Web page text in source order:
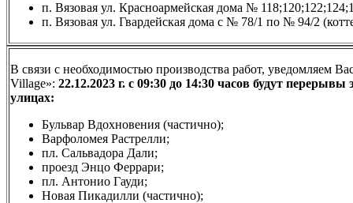
п. Вязовая ул. Красноармейская дома №
п. Вязовая ул. Гвардейская дома с № 78/1 по № 94/2
В связи с необходимостью производства работ, уведомляем
Village»: 22.12.2023 г. с 09:30 до 14:30 часов будут
улицах:
Бульвар Вдохновения (частично);
Варфоломея Растрелли;
пл. Сальвадора Дали;
проезд Энцо Феррари;
пл. Антонио Гауди;
Новая Пикадилли (частично);